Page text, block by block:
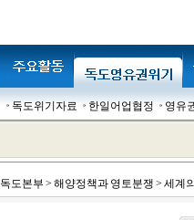
독도위기자료 한일어업협정 영유
독도본부 > 해양정책과 영토분쟁 > 세계